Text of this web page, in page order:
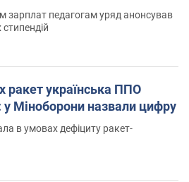
зарплат педагогам уряд анонсував
ракет українська ППО
у Міноборони назвали цифру
в умовах дефіциту ракет-